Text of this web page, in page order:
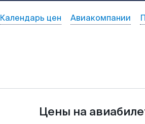
Календарь цен Авиакомпании
Цены на